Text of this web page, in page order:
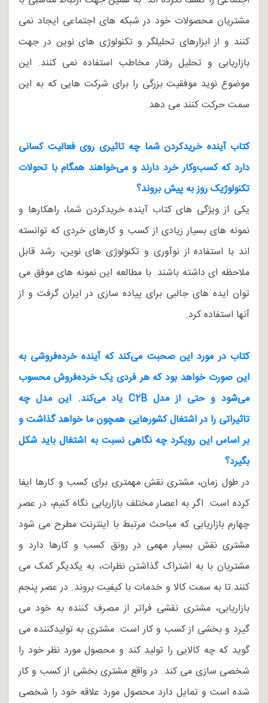
مشتریان محصولات خود در شبکه های اجتماعی ایجاد نمی
کنند و از ابزارهای تحلیلگر و تکنولوژی های نوین در جهت
بازاریابی و تحلیل رفتار مخاطب استفاده نمی کنند. این
موضوع نوید موفقیت بزرگی را برای شرکت هایی که به این
سمت حرکت کنند می دهد.
کتاب آینده خریدکردن شما چه تاثیری روی فعالیت کسانی
دارد که کسب‌وکار خرد دارند و می‌خواهند همگام با تحولات
تکنولوژیک روز به پیش بروند؟
یکی از ویژگی های کتاب آینده خریدکردن شما، راهکارها و
نمونه های بسیار زیادی از کسب و کارهای خردی که توانسته
اند با استفاده از نوآوری و تکنولوژی های نوین، رشد قابل
ملاحظه ای داشته باشند. با مطالعه این نمونه های موفق می
توان ایده های جالبی برای پیاده سازی در ایران گرفت و از
آنها استفاده کرد.
کتاب در مورد این صحبت می‌کند که آینده خرده‌فروشی به
این صورت خواهد بود که هر فردی یک خرده‌فروش محسوب
می‌شود و حتی از مدل C2B یاد می‌کند. این مدل چه
تاثیراتی را در اشتغال کشورهایی همچون ما خواهد گذاشت و
بر اساس این رویکرد چه نگاهی نسبت به اشتغال باید شکل
بگیرد؟
در طول زمان، مشتری نقش مهمتری برای کسب و کارها ایفا
کرده است. اگر به اعصار مختلف بازاریابی نگاه کنیم، در عصر
چهارم بازاریابی که مباحث مرتبط با اینترنت مطرح می شود
مشتری نقش بسیار مهمی در رونق کسب و کارها دارد و
مشتریان با به اشتراک گذاشتن نظرات، به یکدیگر کمک می
کنند تا به سمت کالا و خدمات با کیفیت بروند. در عصر پنجم
بازاریابی، مشتری نقشی فراتر از مصرف کننده به خود می
گیرد و بخشی از کسب و کار است. مشتری به تولیدکننده می
گوید که چه کالایی را تولید کند و محصول مورد نظر خود را
شخصی سازی می کند. در واقع مشتری بخشی از کسب و کار
شده است و تمایل دارد محصول مورد علاقه خود را شخصی